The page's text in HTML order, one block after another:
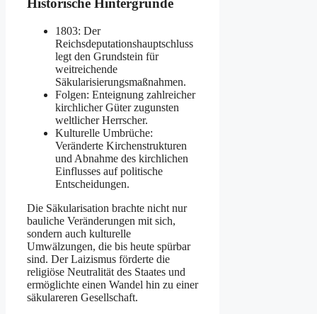
Historische Hintergründe
1803: Der
Reichsdeputationshauptschluss
legt den Grundstein für
weitreichende
Säkularisierungsmaßnahmen.
Folgen: Enteignung zahlreicher
kirchlicher Güter zugunsten
weltlicher Herrscher.
Kulturelle Umbrüche:
Veränderte Kirchenstrukturen
und Abnahme des kirchlichen
Einflusses auf politische
Entscheidungen.
Die Säkularisation brachte nicht nur
bauliche Veränderungen mit sich,
sondern auch kulturelle
Umwälzungen, die bis heute spürbar
sind. Der Laizismus förderte die
religiöse Neutralität des Staates und
ermöglichte einen Wandel hin zu einer
säkulareren Gesellschaft.